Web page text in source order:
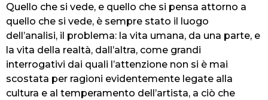
Quello che si vede, e quello che si pensa attorno a
quello che si vede, è sempre stato il luogo
dell’analisi, il problema: la vita umana, da una parte, e
la vita della realtà, dall’altra, come grandi
interrogativi dai quali l’attenzione non si è mai
scostata per ragioni evidentemente legate alla
cultura e al temperamento dell’artista, a ciò che